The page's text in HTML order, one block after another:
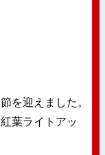
を迎えました。
葉ライトアッ